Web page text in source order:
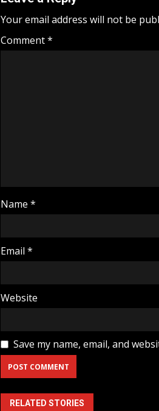
Your email address will not be
Comment*
Name *
Email *
Website
Save my name, email, and
RELATED STORIES